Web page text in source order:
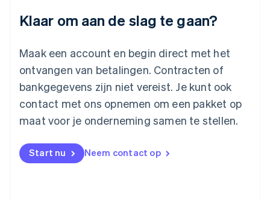
Klaar om aan de slag te gaan?
Maak een account en begin direct met het
ontvangen van betalingen. Contracten of
bankgegevens zijn niet vereist. Je kunt ook
contact met ons opnemen om een pakket op
maat voor je onderneming samen te stellen.
Start nu Neem contact op
FrançaisDeutschEnglish
English
Malta
English
Mexico
Nederland
NederlandsEnglish
English
Noorwegen